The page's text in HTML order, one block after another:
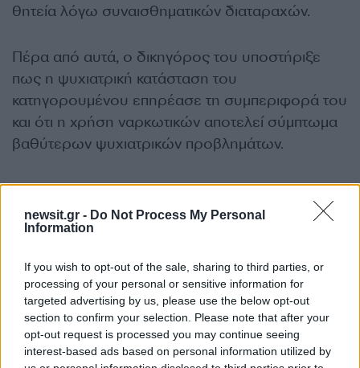
newsit.gr - Do Not Process My Personal
Information
If you wish to opt-out of the sale, sharing to third parties, or
processing of your personal or sensitive information for
targeted advertising by us, please use the below opt-out
section to confirm your selection. Please note that after your
opt-out request is processed you may continue seeing
interest-based ads based on personal information utilized by
θητεία λόγω συναισθηματικών διαταραχών.
Πέρα από αυτά, ο δικηγόρος του υποστήριξε
πως η ψυχιατρική κατάσταση του
κατηγορουμένου επηρέασε τη συμπεριφορά του
και ότι η χρήση ναρκωτικών αποτελεί σύμπτωμα
βαθύτερων ψυχιατρικών προβλημάτων.
Η δίκη που καταδίκασε τον serial killer αφορά
μόνο τις υποθέσεις των όπλων και των
ναρκωτικών, κατηγορίες που του ασκήθηκαν
αστυνομικοί τότε είχαν βρει μικροποσότητα χασίς
και ένα μαχαίρι.
Η ημερομηνία για την δίκη που θα αφορά τη